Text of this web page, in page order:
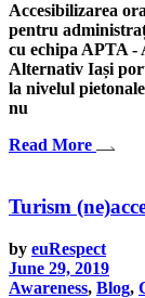
Accesibilizarea
pentru
cu echipa APTA
Alternativ Iași
la nivelul
nu
Read More
Turism
by euRespect
June 29, 2019
Awareness, Blog,